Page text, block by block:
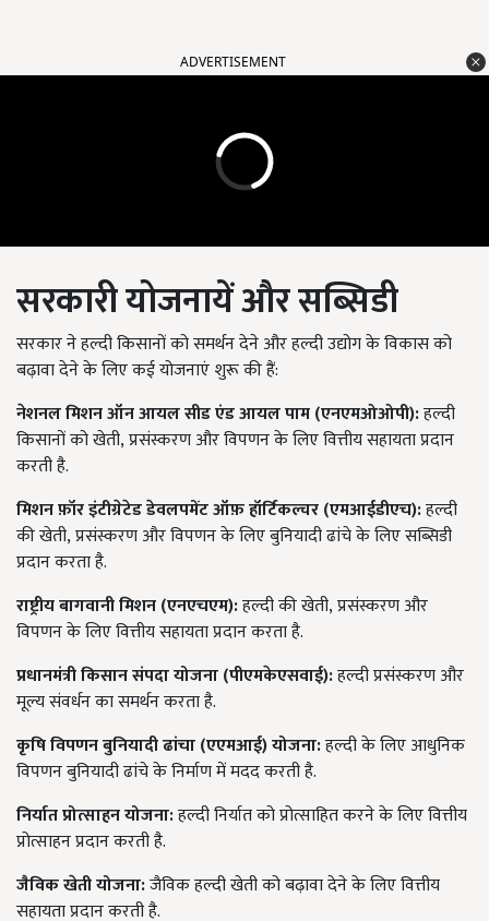
ADVERTISEMENT
सरकारी योजनायें और सब्सिडी
सरकार ने हल्दी किसानों को समर्थन देने और हल्दी उद्योग के विकास को
बढ़ावा देने के लिए कई योजनाएं शुरू की हैं:
नेशनल मिशन ऑन आयल सीड एंड आयल पाम (एनएमओओपी):हल्दी
किसानों को खेती, प्रसंस्करण और विपणन के लिए वित्तीय सहायता प्रदान
करती है.
मिशन फ़ॉर इंटीग्रेटेड डेवलपमेंट ऑफ़ हॉर्टिकल्चर (एमआईडीएच):हल्दी
की खेती, प्रसंस्करण और विपणन के लिए बुनियादी ढांचे के लिए सब्सिडी
प्रदान करता है.
राष्ट्रीय बागवानी मिशन (एनएचएम):हल्दी की खेती, प्रसंस्करण और
विपणन के लिए वित्तीय सहायता प्रदान करता है.
प्रधानमंत्री किसान संपदा योजना (पीएमकेएसवाई):हल्दी प्रसंस्करण और
मूल्य संवर्धन का समर्थन करता है.
कृषि विपणन बुनियादी ढांचा (एएमआई) योजना:हल्दी के लिए आधुनिक
विपणन बुनियादी ढांचे के निर्माण में मदद करती है.
निर्यात प्रोत्साहन योजना:हल्दी निर्यात को प्रोत्साहित करने के लिए वित्तीय
प्रोत्साहन प्रदान करती है.
जैविक खेती योजना:जैविक हल्दी खेती को बढ़ावा देने के लिए वित्तीय
सहायता प्रदान करती है.